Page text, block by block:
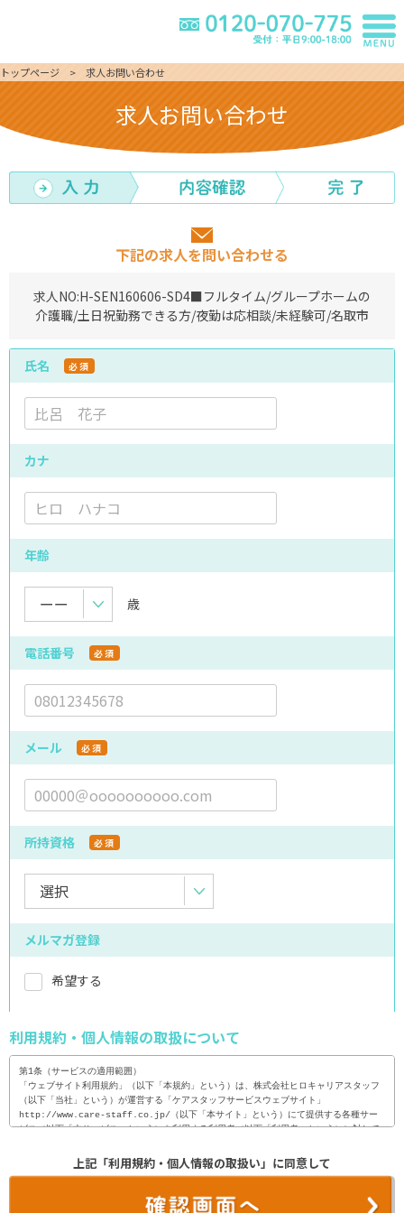
トップページ 求人お問い合わせ
求人お問い合わせ
下記の求人を問い合わせる
求人NO:H-SEN160606-SD4■フルタイム/グループホームの
介護職/土日祝勤務できる方/夜勤は応相談/未経験可/名取市
氏名 必須
カナ
年齢
歳
電話番号 必須
メール 必須
所持資格 必須
メルマガ登録
希望する
利用規約・個人情報の取扱について
第1条（サービスの適用範囲）
「ウェブサイト利用規約」（以下「本規約」という）は、株式会社ヒロキャリアスタッフ
（以下「当社」という）が運営する「ケアスタッフサービスウェブサイト」
http://www.care-staff.co.jp/（以下「本サイト」という）にて提供する各種サー
ビス（以下「本サービス」という）を利用する利用者（以下「利用者」という）に対して
2. 利用者は、本サイトを利用（閲覧・検索等）に際し、本規約の内容を全て承諾するも
上記「利用規約・個人情報の取扱い」に同意して